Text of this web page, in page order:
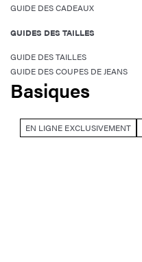
GUIDE DES CADEAUX
GUIDES DES TAILLES
GUIDE DES TAILLES
GUIDE DES COUPES DE JEANS
Basiques
EN LIGNE EXCLUSIVEMENT